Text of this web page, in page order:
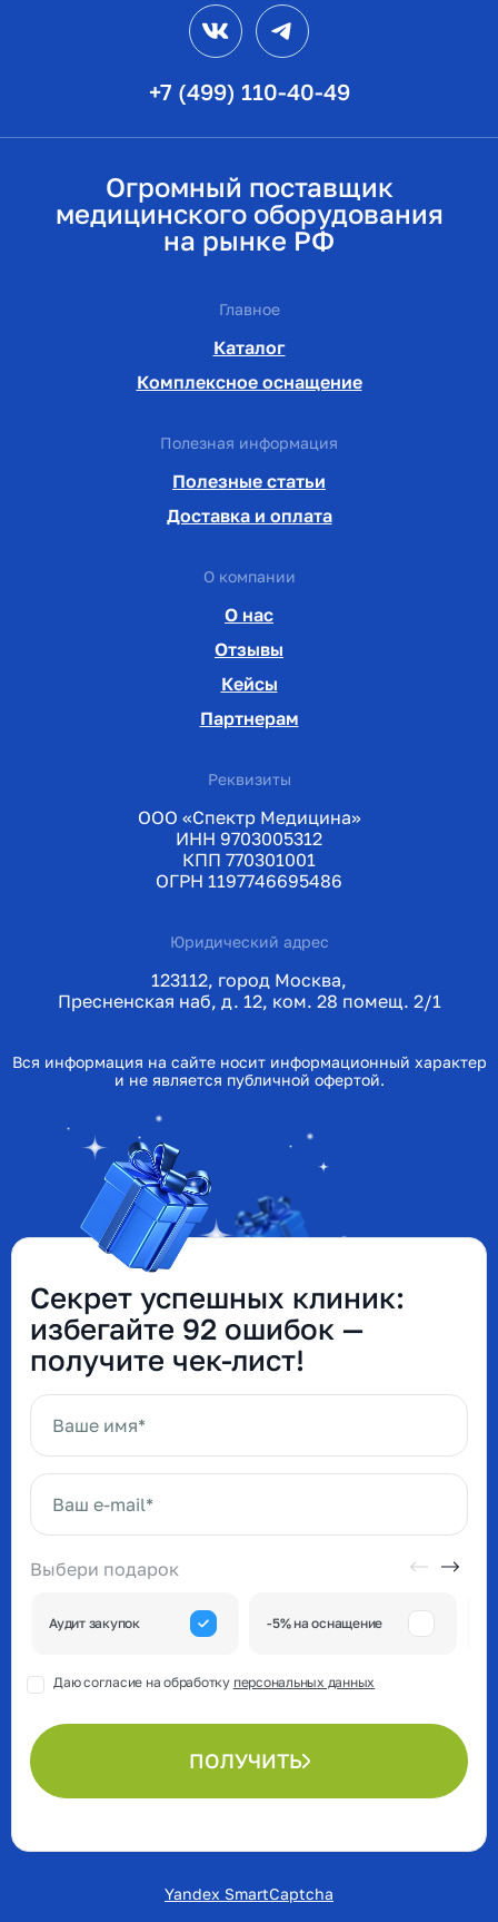
+7 (499) 110-40-49
VK
Огромный поставщик
медицинского оборудования
на рынке РФ
Главное
Каталог
Комплексное оснащение
Полезная информация
Полезные статьи
Доставка и оплата
О компании
О нас
Отзывы
Кейсы
Партнерам
Реквизиты
ООО «Спектр Медицина»
ИНН 9703005312
КПП 770301001
ОГРН 1197746695486
Юридический адрес
123112, город Москва,
Пресненская наб, д. 12, ком. 28 помещ. 2/1
Вся информация на сайте носит информационный характер
и не является публичной офертой.
Секрет успешных клиник:
избегайте 92 ошибок —
получите чек-лист!
Выбери подарок
Аудит закупок -5% на оснащение
Даю согласие на обработку персональных данных
ПОЛУЧИТЬ
Yandex SmartCaptcha